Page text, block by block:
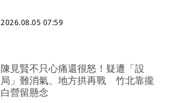
2026.08.05 07:59
陳見賢不只心痛還很怒！疑遭「設
局」難消氣、地方拱再戰 竹北靠攏
白營留懸念